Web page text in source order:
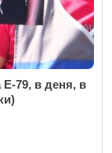
Е-79, в деня, в